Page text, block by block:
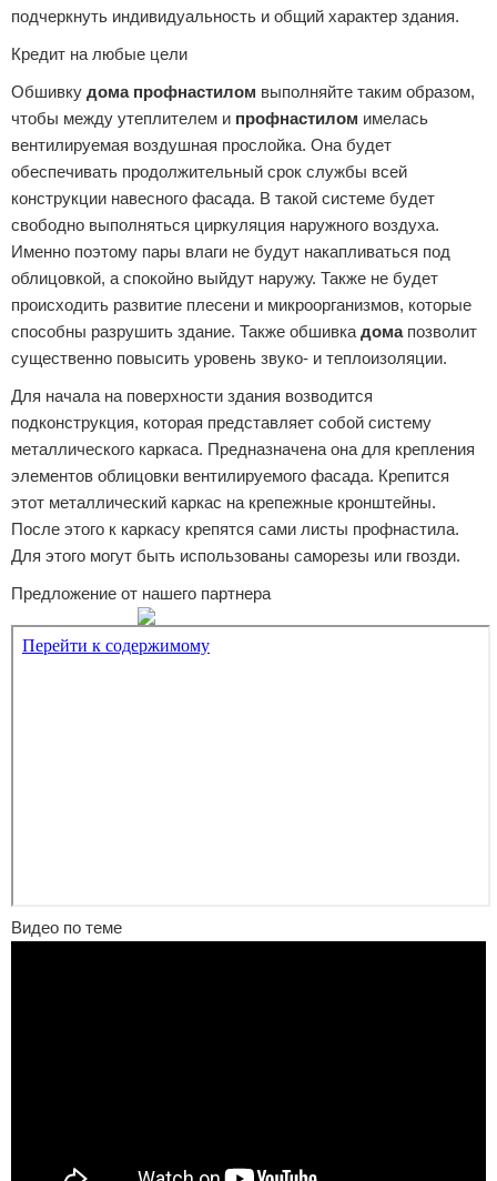
подчеркнуть индивидуальность и общий характер здания.
Кредит на любые цели
Обшивку дома профнастилом выполняйте таким образом,
чтобы между утеплителем и профнастилом имелась
вентилируемая воздушная прослойка. Она будет
обеспечивать продолжительный срок службы всей
конструкции навесного фасада. В такой системе будет
свободно выполняться циркуляция наружного воздуха.
Именно поэтому пары влаги не будут накапливаться под
облицовкой, а спокойно выйдут наружу. Также не будет
происходить развитие плесени и микроорганизмов, которые
способны разрушить здание. Также обшивка домапозволит
существенно повысить уровень звуко- и теплоизоляции.
Для начала на поверхности здания возводится
подконструкция, которая представляет собой систему
металлического каркаса. Предназначена она для крепления
элементов облицовки вентилируемого фасада. Крепится
этот металлический каркас на крепежные кронштейны.
После этого к каркасу крепятся сами листы профнастила.
Для этого могут быть использованы саморезы или гвозди.
Предложение от нашего партнера
Видео по теме